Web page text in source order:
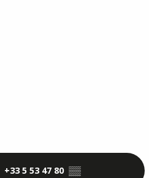
+33 5 53 47 80 ▒▒